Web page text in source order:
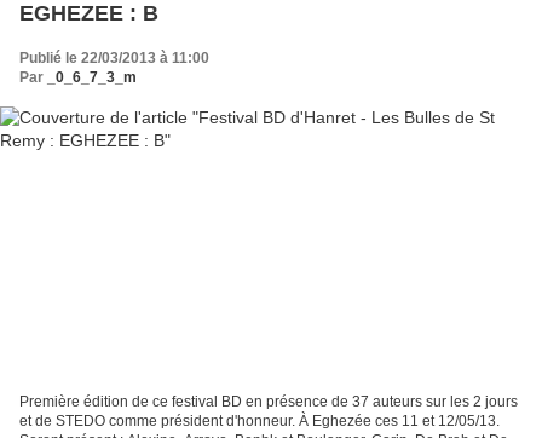
EGHEZEE : B
Publié le 22/03/2013 à 11:00
Par
_0_6_7_3_m
Première édition de ce festival BD en présence de 37 auteurs sur les 2 jours
et de STEDO comme président d'honneur. À Eghezée ces 11 et 12/05/13.